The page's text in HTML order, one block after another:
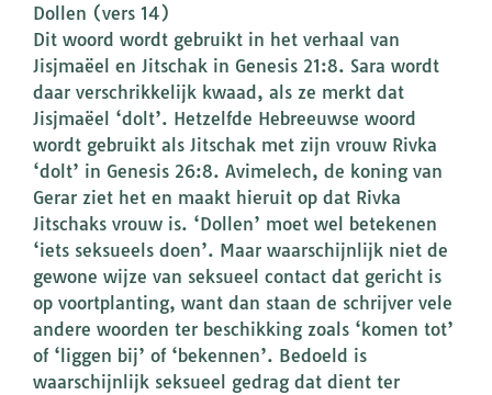
Dollen (vers 14)
Dit woord wordt gebruikt in het verhaal van
Jisjmaëel en Jitschak in Genesis 21:8. Sara wordt
daar verschrikkelijk kwaad, als ze merkt dat
Jisjmaëel ‘dolt’. Hetzelfde Hebreeuwse woord
wordt gebruikt als Jitschak met zijn vrouw Rivka
‘dolt’ in Genesis 26:8. Avimelech, de koning van
Gerar ziet het en maakt hieruit op dat Rivka
Jitschaks vrouw is. ‘Dollen’ moet wel betekenen
‘iets seksueels doen’. Maar waarschijnlijk niet de
gewone wijze van seksueel contact dat gericht is
op voortplanting, want dan staan de schrijver vele
andere woorden ter beschikking zoals ‘komen tot’
of ‘liggen bij’ of ‘bekennen’. Bedoeld is
waarschijnlijk seksueel gedrag dat dient ter